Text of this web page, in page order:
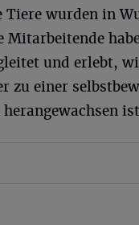
Tiere wurden in
Mitarbeitende
und erlebt,
zu einer